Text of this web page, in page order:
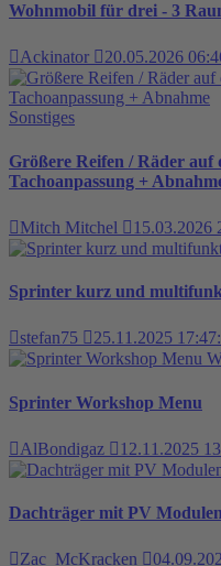
Wohnmobil für drei - 3
Ackinator 20.05.2026
Sonstiges
Größere Reifen / Räder
Tachoanpassung +
Mitch Mitchel
15.03.2026
Sprinter kurz und
stefan75
25.11.2025
Sprinter Workshop Menu
AlBondigaz
12.11.2025
Dachträger mit PV Modulen
Zac_McKracken